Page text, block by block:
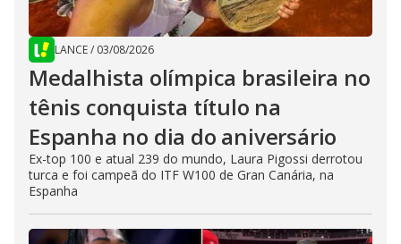
LANCE/ 03/08/2026
Medalhista olímpica brasileira no
tênis conquista título na
Espanha no dia do aniversário
Ex-top 100 e atual 239 do mundo, Laura Pigossi derrotou
turca e foi campeã do ITF W100 de Gran Canária, na
Espanha